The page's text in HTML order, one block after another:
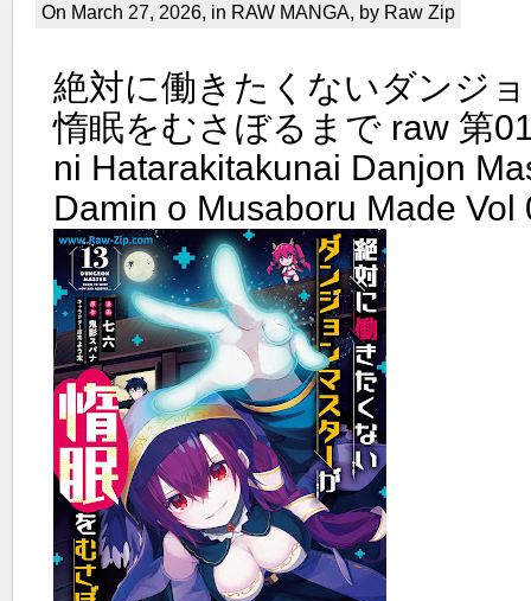
On March 27, 2026, in RAW MANGA, by Raw Zip
絶対に働きたくないダンジ
惰眠をむさぼるまで raw 第
ni Hatarakitakunai Danjon
Damin o Musaboru Made Vol